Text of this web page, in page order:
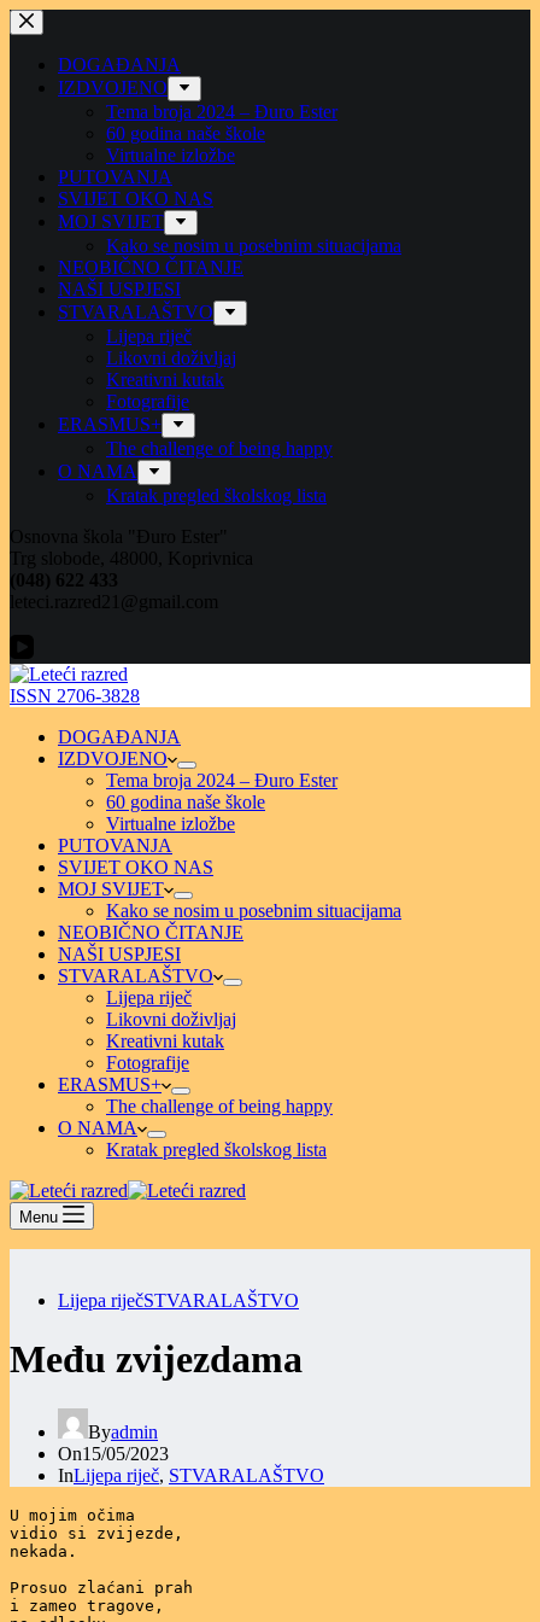
Preskoči
na
sadržajDOGAĐANJA
IZDVOJENO
Tema broja 2024 – Đuro Ester
60 godina naše škole
Virtualne izložbe
PUTOVANJA
SVIJET OKO NAS
MOJ SVIJET
Kako se nosim u posebnim situacijama
NEOBIČNO ČITANJE
NAŠI USPJESI
STVARALAŠTVO
Lijepa riječ
Likovni doživljaj
Kreativni kutak
Fotografije
ERASMUS+
The challenge of being happy
O NAMA
Kratak pregled školskog lista
Osnovna škola "Đuro Ester"
Trg slobode, 48000, Koprivnica
(048) 622 433
leteci.razred21@gmail.com
ISSN 2706-3828
DOGAĐANJA
IZDVOJENO
Tema broja 2024 – Đuro Ester
60 godina naše škole
Virtualne izložbe
PUTOVANJA
SVIJET OKO NAS
MOJ SVIJET
Kako se nosim u posebnim situacijama
NEOBIČNO ČITANJE
NAŠI USPJESI
STVARALAŠTVO
Lijepa riječ
Likovni doživljaj
Kreativni kutak
Fotografije
ERASMUS+
The challenge of being happy
O NAMA
Kratak pregled školskog lista
Menu
Lijepa riječSTVARALAŠTVO
Među zvijezdama
Byadmin
On15/05/2023
InLijepa riječ, STVARALAŠTVO
U mojim očima
vidio si zvijezde,
nekada.
Prosuo zlaćani prah
i zameo tragove,